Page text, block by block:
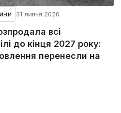
31 липня 2026
всі
до кінця 2027 року:
перенесли на